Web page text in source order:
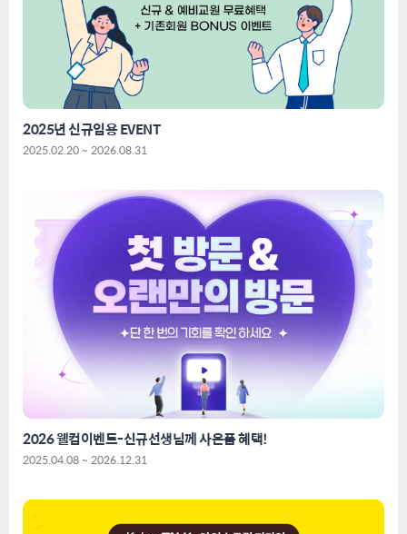
2025년 신규임용 EVENT
2025.02.20 ~ 2026.08.31
2026 웰컴이벤트-신규선생님께 사은품 혜택!
2025.04.08 ~ 2026.12.31